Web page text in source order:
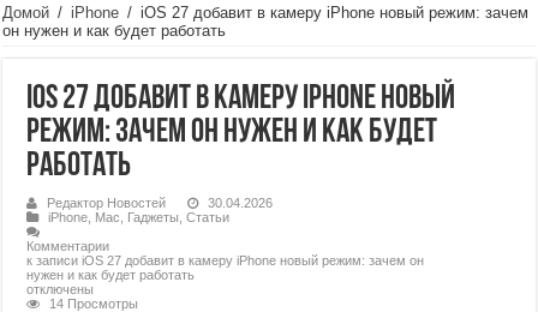
Домой / iPhone / iOS 27 добавит в камеру iPhone новый режим: зачем
он нужен и как будет работать
iOS 27 добавит в камеру iPhone новый
режим: зачем он нужен и как будет
работать
Редактор Новостей
30.04.2026
iPhone Mac Гаджеты ,Статьи
Комментарии
к записи iOS 27 добавит в камеру iPhone новый режим: зачем он
нужен и как будет работать
отключены
14 Просмотры